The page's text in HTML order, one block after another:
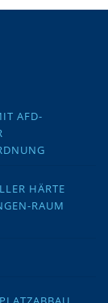
AFD-
HÄRTE
RAUM